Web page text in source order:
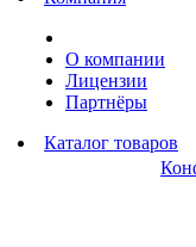
О компании
Лицензии
Партнёры
Каталог товаров